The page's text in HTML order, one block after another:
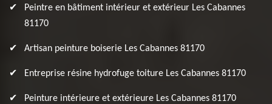
Peintre en bâtiment intérieur et extérieur Les Cabannes
81170
Artisan peinture boiserie Les Cabannes 81170
Entreprise résine hydrofuge toiture Les Cabannes 81170
Peinture intérieure et extérieure Les Cabannes 81170